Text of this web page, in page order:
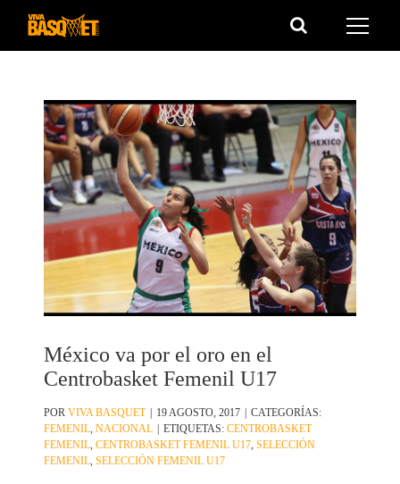
Saltar
México va por el oro en el
Centrobasket Femenil U17
PORVIVA BASQUET 19 AGOSTO, 2017
CATEGORÍAS:
FEMENIL,NACIONAL ETIQUETAS:CENTROBASKET
FEMENIL,CENTROBASKET FEMENIL U17,SELECCIÓN
FEMENIL,SELECCIÓN FEMENIL U17